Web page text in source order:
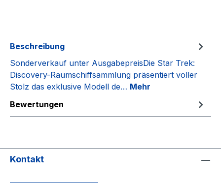
Beschreibung
Sonderverkauf unter AusgabepreisDie Star Trek:
Discovery-Raumschiffsammlung präsentiert voller
Stolz das exklusive Modell de… Mehr
Bewertungen
Kontakt